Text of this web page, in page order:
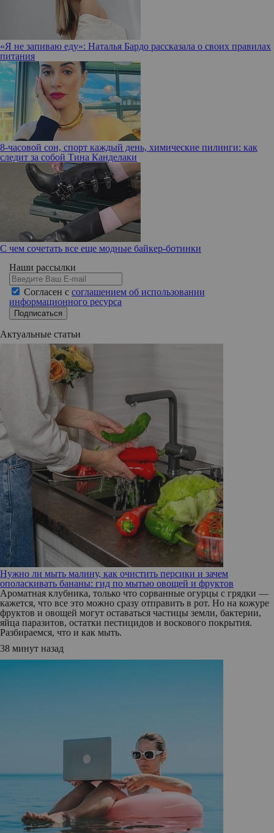
«Я не запиваю еду»: Наталья Бардо рассказала о своих правилах
питания
8-часовой сон, спорт каждый день, химические пилинги: как
следит за собой Тина Канделаки
С чем сочетать все еще модные байкер-ботинки
Наши рассылки
Согласен с соглашением об использовании
информационного ресурса
Подписаться
Актуальные статьи
Нужно ли мыть малину, как очистить персики и зачем
ополаскивать бананы: гид по мытью овощей и фруктов
Ароматная клубника, только что сорванные огурцы с грядки —
кажется, что все это можно сразу отправить в рот. Но на кожуре
фруктов и овощей могут оставаться частицы земли, бактерии,
яйца паразитов, остатки пестицидов и воскового покрытия.
Разбираемся, что и как мыть.
38 минут назад